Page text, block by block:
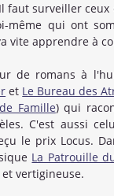
faut surveiller
même qui ont
vite apprendre à
de romans à
et Le Bureau des
Famille) qui
C'est aussi
le prix Locus.
La Patrouille
vertigineuse.